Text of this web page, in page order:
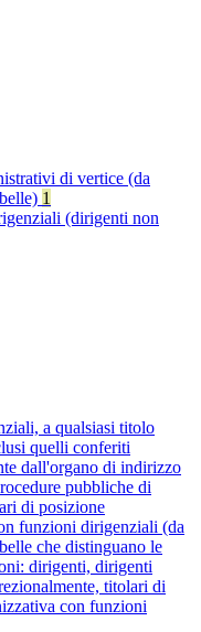
di vertice (da
1
(dirigenti non
a qualsiasi titolo
quelli conferiti
dall'organo di indirizzo
pubbliche di
di posizione
funzioni dirigenziali (da
che distinguano le
dirigenti, dirigenti
titolari di
con funzioni